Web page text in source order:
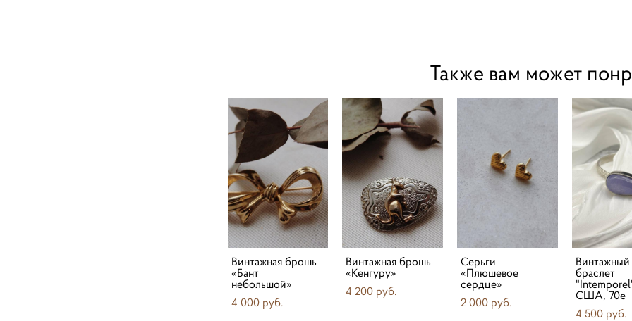
Также вам может
Винтажная брошь
«Бант
небольшой»
4 000 pуб.
Винтажная брошь
«Кенгуру»
4 200 pуб.
Серьги
«Плюшевое
сердце»
2 000 pуб.
Винтажный
браслет
США, 70е
4 500 pуб.